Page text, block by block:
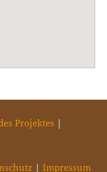
Projektes
Impressum